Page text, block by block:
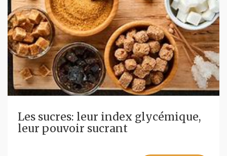
Les sucres: leur index glycémique,
leur pouvoir sucrant